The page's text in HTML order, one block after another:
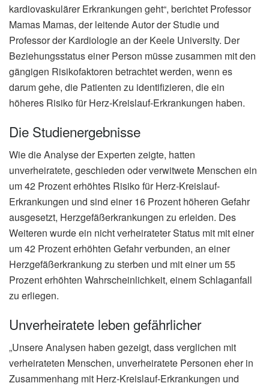
kardiovaskulärer Erkrankungen geht“, berichtet Professor
Mamas Mamas, der leitende Autor der Studie und
Professor der Kardiologie an der Keele University. Der
Beziehungsstatus einer Person müsse zusammen mit den
gängigen Risikofaktoren betrachtet werden, wenn es
darum gehe, die Patienten zu identifizieren, die ein
höheres Risiko für Herz-Kreislauf-Erkrankungen haben.
Die Studienergebnisse
Wie die Analyse der Experten zeigte, hatten
unverheiratete, geschieden oder verwitwete Menschen ein
um 42 Prozent erhöhtes Risiko für Herz-Kreislauf-
Erkrankungen und sind einer 16 Prozent höheren Gefahr
ausgesetzt, Herzgefäßerkrankungen zu erleiden. Des
Weiteren wurde ein nicht verheirateter Status mit mit einer
um 42 Prozent erhöhten Gefahr verbunden, an einer
Herzgefäßerkrankung zu sterben und mit einer um 55
Prozent erhöhten Wahrscheinlichkeit, einem Schlaganfall
zu erliegen.
Unverheiratete leben gefährlicher
„Unsere Analysen haben gezeigt, dass verglichen mit
verheirateten Menschen, unverheiratete Personen eher in
Zusammenhang mit Herz-Kreislauf-Erkrankungen und